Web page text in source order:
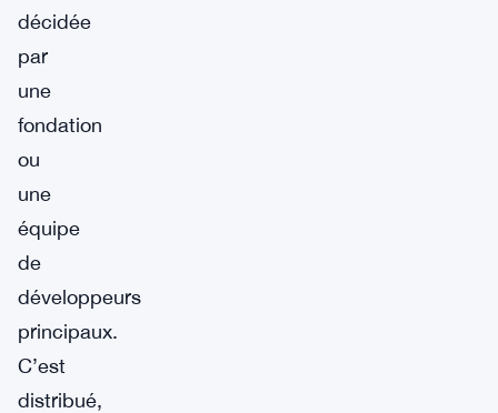
décidée
par
une
fondation
ou
une
équipe
de
développeurs
principaux.
C’est
distribué,